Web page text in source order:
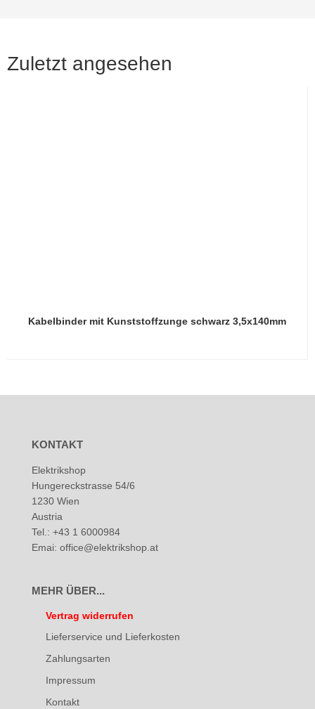
Zuletzt angesehen
Kabelbinder mit Kunststoffzunge schwarz 3,5x140mm
KONTAKT
Elektrikshop
Hungereckstrasse 54/6
1230 Wien
Austria
Tel.: +43 1 6000984
Emai: office@elektrikshop.at
MEHR ÜBER...
Vertrag widerrufen
Lieferservice und Lieferkosten
Zahlungsarten
Impressum
Kontakt